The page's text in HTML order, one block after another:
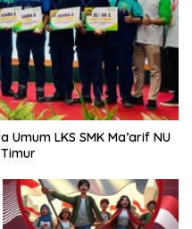
Umum LKS SMK Ma’arif NU